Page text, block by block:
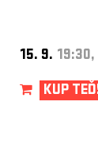
15. 9. 19:30,
KUP